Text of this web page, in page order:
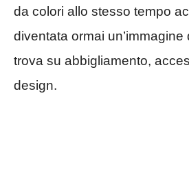
da colori allo stesso tempo
diventata ormai
trova su abbigliamento,
design.